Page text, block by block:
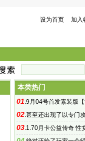
设为首页 加入
本类热门
01.9月04号首发素装版
战区首发
02.甚至还出现了以专门
理或者勒
03.1.70月卡公益传奇 性